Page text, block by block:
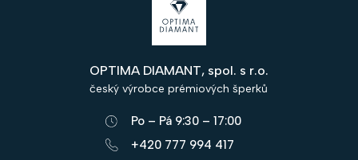
OPTIMA DIAMANT, spol. s r.o.
český výrobce prémiových šperků
Po – Pá 9:30 – 17:00
+420 777 994 417